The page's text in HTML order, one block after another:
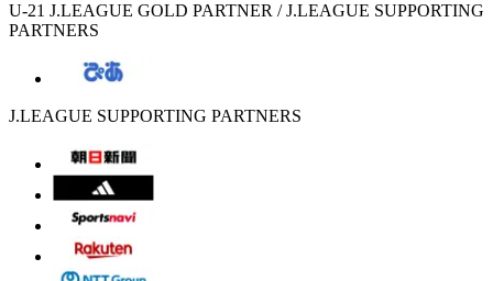
U-21 J.LEAGUE GOLD PARTNER / J.LEAGUE SUPPORTING
PARTNERS
J.LEAGUE SUPPORTING PARTNERS